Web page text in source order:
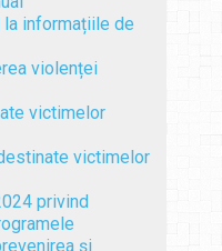
la informațiile de
violenței
victimelor
victimelor
privind
și